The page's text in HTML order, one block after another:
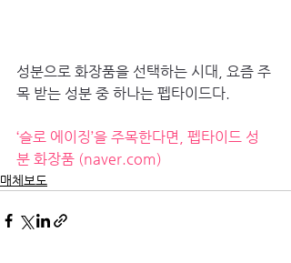
성분으로 화장품을 선택하는 시대, 요즘 주
목 받는 성분 중 하나는 펩타이드다.
‘슬로 에이징’을 주목한다면, 펩타이드 성
분 화장품 (naver.com)
매체보도